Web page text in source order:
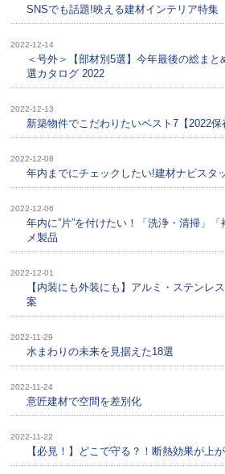
SNSでも話題!映える建材インテリア特集
2022-12-14
＜号外＞【部材別5選】今年最後の総ま
選カタログ 2022
2022-12-13
新築物件でこだわりたいベスト7【2022保
2022-12-08
年内までにチェックしたい!建材ナビスタ
2022-12-06
年内に”片”を付けたい！「洗浄・清掃」
メ製品
2022-12-01
【内装にも外装にも】アルミ・ステンレ
案
2022-11-29
水まわりの未来を見据えた18選
2022-11-24
意匠建材で空間を差別化
2022-11-22
【必見！】どこで守る？！断熱効果が上